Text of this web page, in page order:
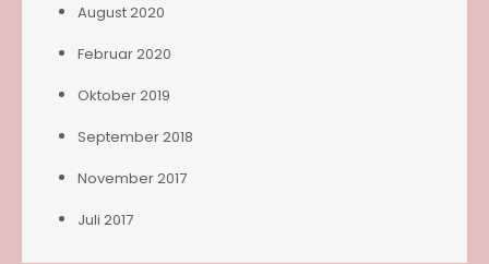
August 2020
Februar 2020
Oktober 2019
September 2018
November 2017
Juli 2017